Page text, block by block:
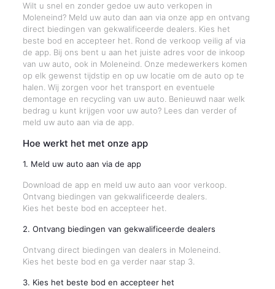
Wilt u snel en zonder gedoe uw auto verkopen in
Moleneind? Meld uw auto dan aan via onze app en ontvang
direct biedingen van gekwalificeerde dealers. Kies het
beste bod en accepteer het. Rond de verkoop veilig af via
de app. Bij ons bent u aan het juiste adres voor de inkoop
van uw auto, ook in Moleneind. Onze medewerkers komen
op elk gewenst tijdstip en op uw locatie om de auto op te
halen. Wij zorgen voor het transport en eventuele
demontage en recycling van uw auto. Benieuwd naar welk
bedrag u kunt krijgen voor uw auto? Lees dan verder of
meld uw auto aan via de app.
Hoe werkt het met onze app
1. Meld uw auto aan via de app
Download de app en meld uw auto aan voor verkoop.
Ontvang biedingen van gekwalificeerde dealers.
Kies het beste bod en accepteer het.
2. Ontvang biedingen van gekwalificeerde dealers
Ontvang direct biedingen van dealers in Moleneind.
Kies het beste bod en ga verder naar stap 3.
3. Kies het beste bod en accepteer het